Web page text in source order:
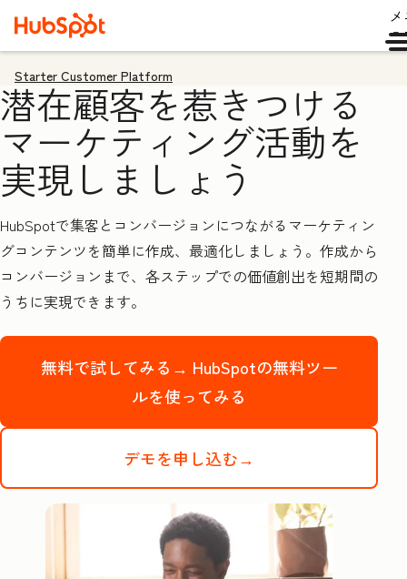
Starter Customer Platform
潜在顧客を惹きつける
マーケティング活動を
実現しましょう
HubSpotで集客とコンバージョンにつながるマーケティン
グコンテンツを簡単に作成、最適化しましょう。作成から
コンバージョンまで、各ステップでの価値創出を短期間の
うちに実現できます。
無料で試してみる→ HubSpotの無料ツー
ルを使ってみる
デモを申し込む→